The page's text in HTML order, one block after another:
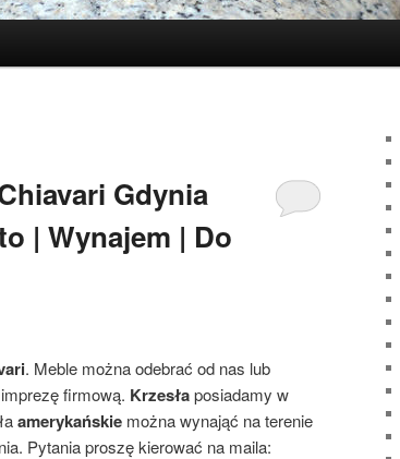
Gdynia
| Wynajem | Do
. Meble można odebrać od nas lub
firmową. Krzesłaposiadamy w
amerykańskie można wynająć na terenie
Pytania proszę kierować na maila: